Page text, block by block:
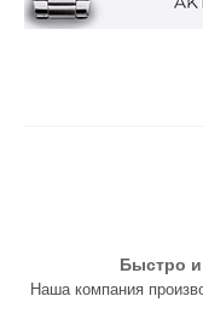
Быстро и
Наша компания